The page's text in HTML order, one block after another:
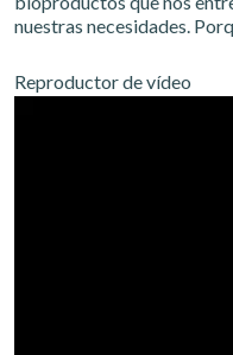
nuestras necesidades.
Reproductor de vídeo